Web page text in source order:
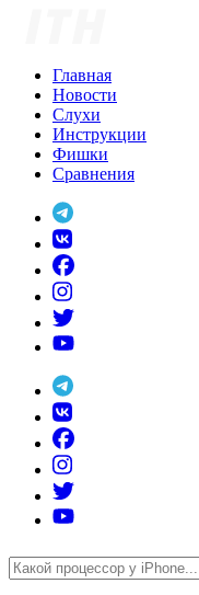
Главная
Новости
Слухи
Инструкции
Фишки
Сравнения